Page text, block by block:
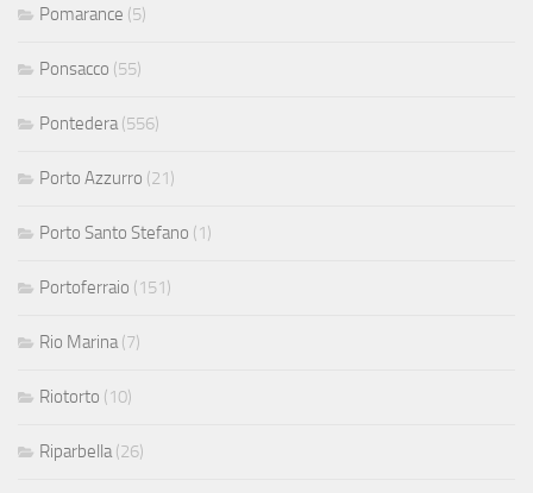
Pomarance (5)
Ponsacco (55)
Pontedera (556)
Porto Azzurro (21)
Porto Santo Stefano (1)
Portoferraio (151)
Rio Marina (7)
Riotorto (10)
Riparbella (26)